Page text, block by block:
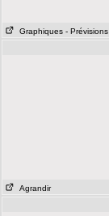
Graphiques - Prévisions
Agrandir